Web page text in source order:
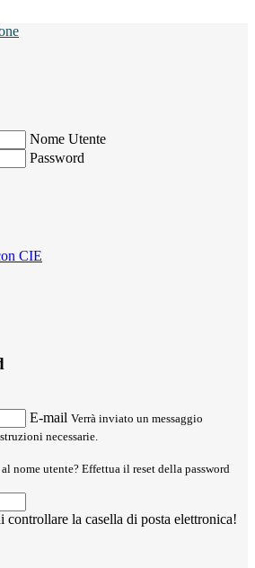
Nome Utente
Password
CIE
E-mail Verrà inviato un messaggio
necessarie.
nome utente? Effettua il reset della password
controllare la casella di posta elettronica!